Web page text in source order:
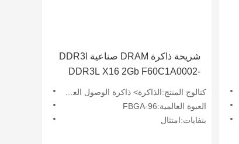
شريحة ذاكرة DRAM صناعية DDR3l
DDR3L X16 2Gb F60C1A0002-
M69W
كتالوج المنتج:الذاكرة> ذاكرة الوصول العشوائي الديناميكي (DRAM)
العبوة العالمية:FBGA-96
بنفايات:امتثال